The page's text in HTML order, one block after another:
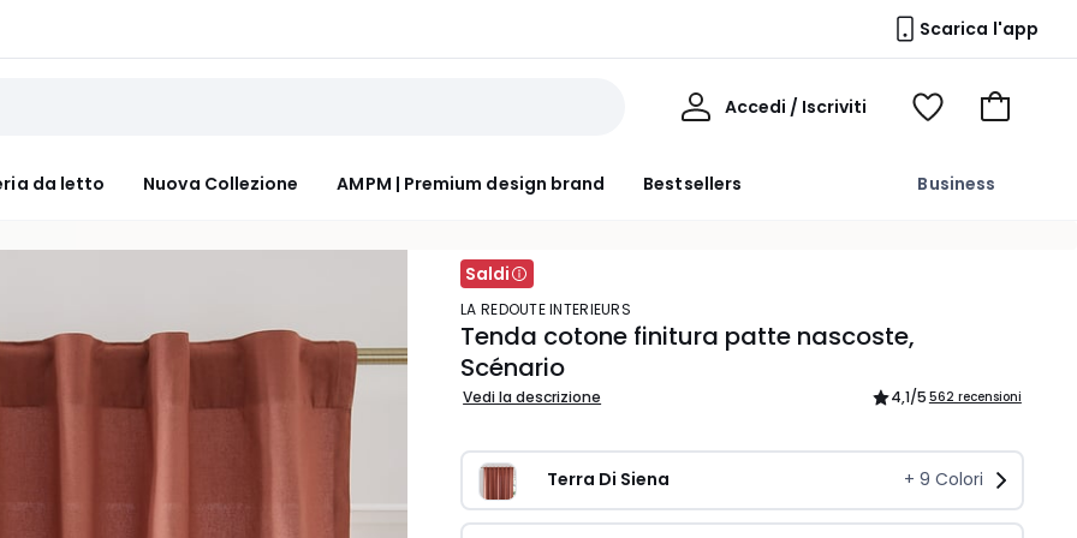
Scarica l'app
da letto Nuova Collezione AMPM | Premium design brand Bestsellers Business
Accedi / Iscriviti
Voir
Vai
Saldi
LA REDOUTE INTERIEURS
Tenda cotone finitura patte nascoste,
Scénario
Vedi la descrizione 4,1/5 562 recensioni
Terra Di Siena + 9 Colori